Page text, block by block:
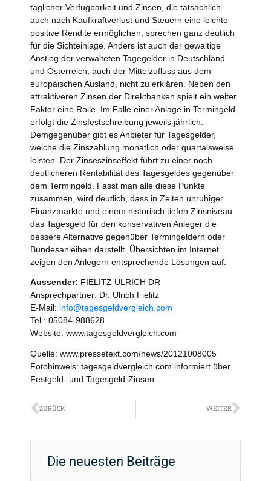
täglicher Verfügbarkeit und Zinsen, die tatsächlich
auch nach Kaufkraftverlust und Steuern eine leichte
positive Rendite ermöglichen, sprechen ganz deutlich
für die Sichteinlage. Anders ist auch der gewaltige
Anstieg der verwalteten Tagegelder in Deutschland
und Österreich, auch der Mittelzufluss aus dem
europäischen Ausland, nicht zu erklären. Neben den
attraktiveren Zinsen der Direktbanken spielt ein weiter
Faktor eine Rolle. Im Falle einer Anlage in Termingeld
erfolgt die Zinsfestschreibung jeweils jährlich.
Demgegenüber gibt es Anbieter für Tagesgelder,
welche die Zinszahlung monatlich oder quartalsweise
leisten. Der Zinseszinseffekt führt zu einer noch
deutlicheren Rentabilität des Tagesgeldes gegenüber
dem Termingeld. Fasst man alle diese Punkte
zusammen, wird deutlich, dass in Zeiten unruhiger
Finanzmärkte und einem historisch tiefen Zinsniveau
das Tagesgeld für den konservativen Anleger die
bessere Alternative gegenüber Termingeldern oder
Bundesanleihen darstellt. Übersichten im Internet
zeigen den Anlegern entsprechende Lösungen auf.
Aussender: FIELITZ ULRICH DR
Ansprechpartner: Dr. Ulrich Fielitz
E-Mail: info@tagesgeldvergleich.com
Tel.: 05084-988628
Website: www.tagesgeldvergleich.com
Quelle: www.pressetext.com/news/20121008005
Fotohinweis: tagesgeldvergleich.com informiert über
Festgeld- und Tagesgeld-Zinsen
Zurück
ZURÜCK WEITER
Die neuesten Beiträge